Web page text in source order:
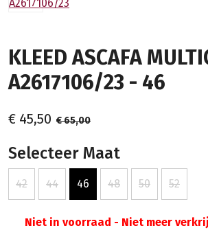
KLEED ASCAFA
A2617106/23 - 46
€ 45,50 € 65,00
Selecteer Maat
42 44 46 48 50 52
Niet in voorraad - Niet meer